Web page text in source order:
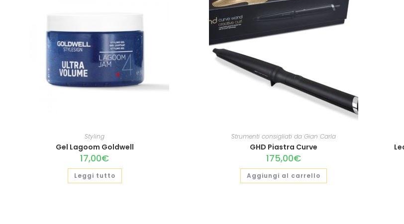
Styling
Gel Lagoom Goldwell
17,00€
Leggi tutto
Strumenti consigliati da Gian Carla
GHD Piastra Curve
175,00€
Aggiungi al carrello